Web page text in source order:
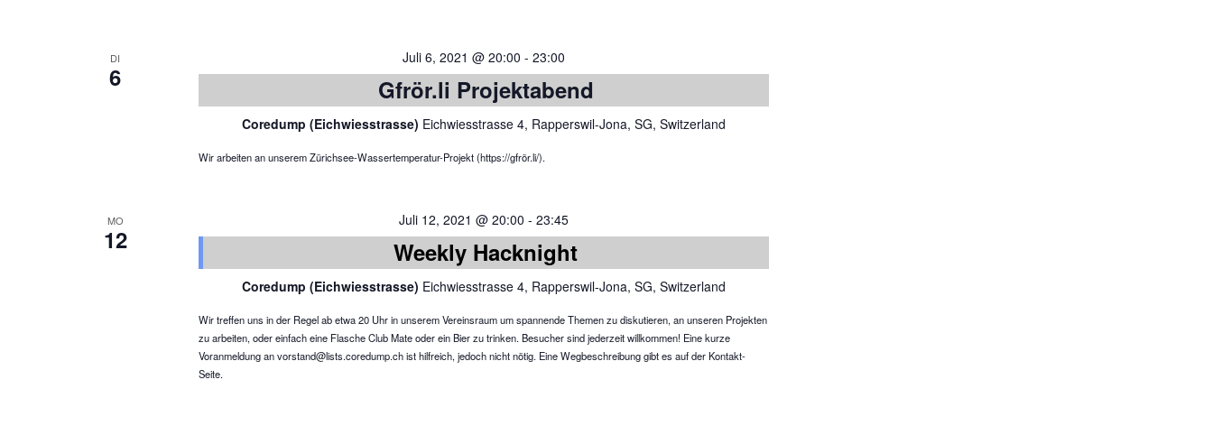
DI
6
Juli 6, 2021 @ 20:00 - 23:00
Gfrör.li Projektabend
Coredump (Eichwiesstrasse) Eichwiesstrasse 4, Rapperswil-Jona, SG, Switzerland
Wir arbeiten an unserem Zürichsee-Wassertemperatur-Projekt (https://gfrör.li/).
MO
12
Juli 12, 2021 @ 20:00 - 23:45
Weekly Hacknight
Coredump (Eichwiesstrasse) Eichwiesstrasse 4, Rapperswil-Jona, SG, Switzerland
Wir treffen uns in der Regel ab etwa 20 Uhr in unserem Vereinsraum um spannende Themen zu diskutieren, an unseren Projekten
zu arbeiten, oder einfach eine Flasche Club Mate oder ein Bier zu trinken. Besucher sind jederzeit willkommen! Eine kurze
Voranmeldung an vorstand@lists.coredump.ch ist hilfreich, jedoch nicht nötig. Eine Wegbeschreibung gibt es auf der Kontakt-
Seite.